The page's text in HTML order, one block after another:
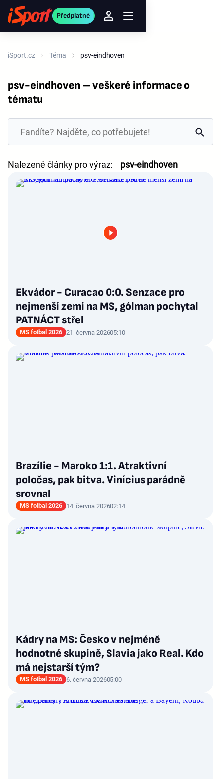
Předplatné
iSport.cz Téma psv-eindhoven
psv-eindhoven – veškeré informace o
tématu
Nalezené články pro výraz: psv-eindhoven
Ekvádor - Curacao 0:0. Senzace pro
nejmenší zemi na MS, gólman pochytal
PATNÁCT střel
MS fotbal 2026 21. června 202605:10
Brazílie - Maroko 1:1. Atraktivní
poločas, pak bitva. Vinícius parádně
srovnal
MS fotbal 2026 14. června 202602:14
Kádry na MS: Česko v nejméně
hodnotné skupině, Slavia jako Real. Kdo
má nejstarší tým?
MS fotbal 2026 6. června 202605:00